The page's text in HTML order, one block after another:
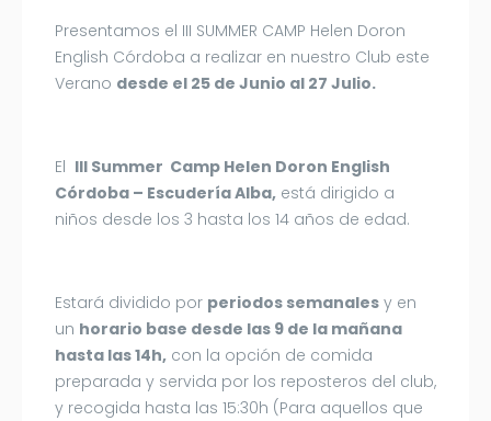
Presentamos el III SUMMER CAMP Helen Doron
English Córdoba a realizar en nuestro Club este
Verano desde el 25 de Junio al 27 Julio.
El III Summer Camp Helen Doron English
Córdoba – Escudería Alba, está dirigido a
niños desde los 3 hasta los 14 años de edad.
Estará dividido por periodos semanales y en
un horario base desde las 9 de la mañana
hasta las 14h, con la opción de comida
preparada y servida por los reposteros del club,
y recogida hasta las 15:30h (Para aquellos que